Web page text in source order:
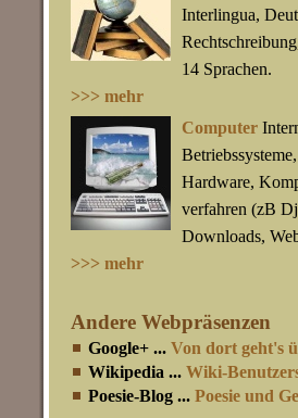
Interlingua,
14 Sprachen.
>>> mehr
Computer
Hardware,
verfahren (zB
Downloads,
>>> mehr
Andere Webpräsenzen
Google+ ... Von dort geht's
Wikipedia ... Wiki-
Poesie-Blog ... Poesie und